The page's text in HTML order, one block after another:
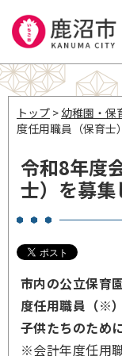
トップ >幼稚園・保
度任用職員（保育士
令和8年度
士）を募集
市内の公立保育
度任用職員（※
子供たちのため
※会計年度任用